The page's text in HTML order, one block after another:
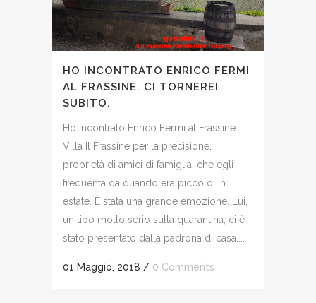
HO INCONTRATO ENRICO FERMI
AL FRASSINE. CI TORNEREI
SUBITO.
Ho incontrato Enrico Fermi al Frassine.
Villa Il Frassine per la precisione,
proprietà di amici di famiglia, che egli
frequenta da quando era piccolo, in
estate. È stata una grande emozione. Lui,
un tipo molto serio sulla quarantina, ci è
stato presentato dalla padrona di casa,...
01 Maggio, 2018 / 0 Comments